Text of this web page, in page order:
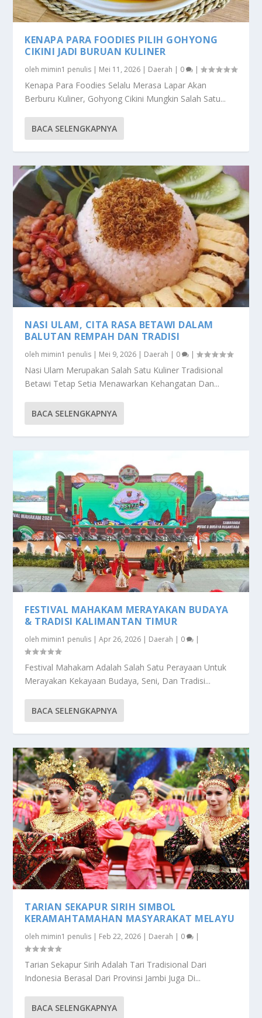
KENAPA PARA FOODIES PILIH GOHYONG
CIKINI JADI BURUAN KULINER
oleh mimin1 penulis | Mei 11, 2026 | Daerah | 0 |
Kenapa Para Foodies Selalu Merasa Lapar Akan
Berburu Kuliner, Gohyong Cikini Mungkin Salah Satu...
BACA SELENGKAPNYA
NASI ULAM, CITA RASA BETAWI DALAM
BALUTAN REMPAH DAN TRADISI
oleh mimin1 penulis | Mei 9, 2026 | Daerah | 0 |
Nasi Ulam Merupakan Salah Satu Kuliner Tradisional
Betawi Tetap Setia Menawarkan Kehangatan Dan...
BACA SELENGKAPNYA
FESTIVAL MAHAKAM MERAYAKAN BUDAYA
& TRADISI KALIMANTAN TIMUR
oleh mimin1 penulis |Apr 26, 2026 | Daerah | 0 |
Festival Mahakam Adalah Salah Satu Perayaan Untuk
Merayakan Kekayaan Budaya, Seni, Dan Tradisi...
BACA SELENGKAPNYA
TARIAN SEKAPUR SIRIH SIMBOL
KERAMAHTAMAHAN MASYARAKAT MELAYU
oleh mimin1 penulis | Feb 22, 2026 | Daerah | 0 |
Tarian Sekapur Sirih Adalah Tari Tradisional Dari
Indonesia Berasal Dari Provinsi Jambi Juga Di...
BACA SELENGKAPNYA